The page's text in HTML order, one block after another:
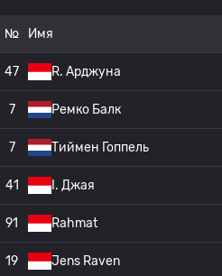
№ Имя
47 R. Арджуна
7 Ремко Балк
7 Тиймен Гоппель
41 I. Джая
91 Rahmat
19 Jens Raven